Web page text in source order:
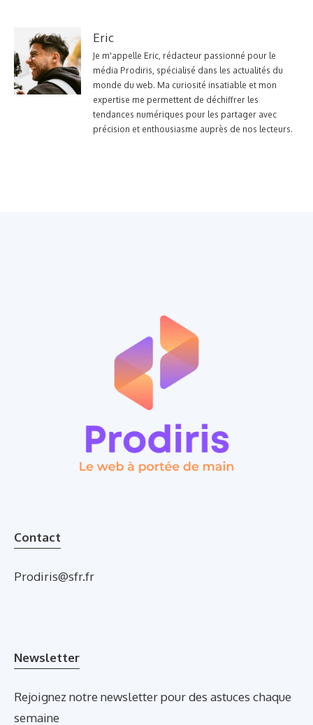
Eric
Je m'appelle Eric, rédacteur passionné pour le
média Prodiris, spécialisé dans les actualités du
monde du web. Ma curiosité insatiable et mon
expertise me permettent de déchiffrer les
tendances numériques pour les partager avec
précision et enthousiasme auprès de nos lecteurs.
Contact
Prodiris@sfr.fr
Newsletter
Rejoignez notre newsletter pour des astuces chaque
semaine